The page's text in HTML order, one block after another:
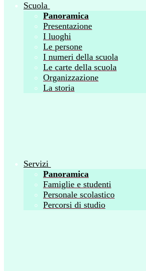
Scuola
Panoramica
Presentazione
I luoghi
Le persone
I numeri della scuola
Le carte della scuola
Organizzazione
La storia
Servizi
Panoramica
Famiglie e studenti
Personale scolastico
Percorsi di studio